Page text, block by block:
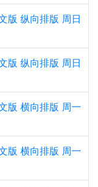
版 纵向排版 周日
版 纵向排版 周日
版 横向排版 周一
版 横向排版 周一